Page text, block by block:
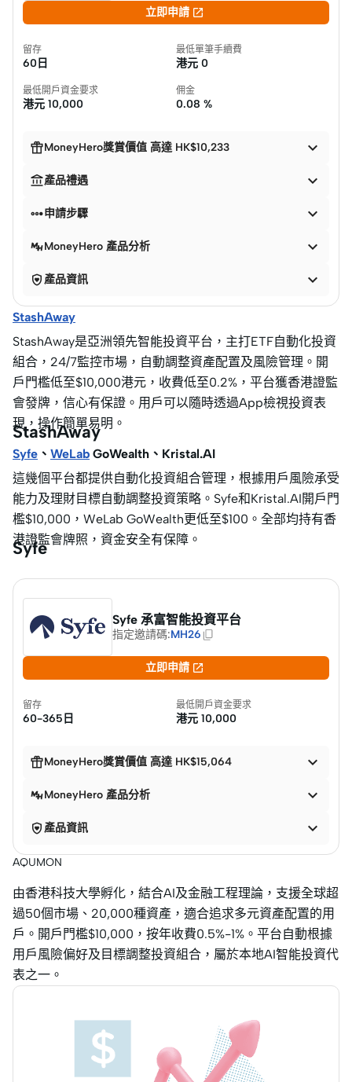
立即申請 
留存
60日
最低單筆手續費
港元 0
最低開戶資金要求
港元 10,000
佣金
0.08 %
MoneyHero獎賞價值 高達 HK$10,233 
產品禮遇 
申請步驟 
MoneyHero 產品分析 
 產品資訊 
StashAway
StashAway是亞洲領先智能投資平台，主打ETF自動化投資
組合，24/7監控市場，自動調整資產配置及風險管理。開
戶門檻低至$10,000港元，收費低至0.2%，平台獲香港證監
會發牌，信心有保證。用戶可以隨時透過App檢視投資表
現，操作簡單易明。
StashAway
Syfe 、 WeLab GoWealth、Kristal.AI
這幾個平台都提供自動化投資組合管理，根據用戶風險承受
能力及理財目標自動調整投資策略。Syfe和Kristal.AI開戶門
檻$10,000，WeLab GoWealth更低至$100。全部均持有香
港證監會牌照，資金安全有保障。
Syfe
Syfe 承富智能投資平台
指定邀請碼:MH26
立即申請 
留存
60-365日
最低開戶資金要求
港元 10,000
MoneyHero獎賞價值 高達 HK$15,064 
MoneyHero 產品分析 
 產品資訊 
AQUMON
由香港科技大學孵化，結合AI及金融工程理論，支援全球超
過50個市場、20,000種資產，適合追求多元資產配置的用
戶。開戶門檻$10,000，按年收費0.5%-1%。平台自動根據
用戶風險偏好及目標調整投資組合，屬於本地AI智能投資代
表之一。